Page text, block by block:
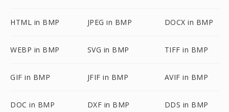
HTML in BMP JPEG in BMP DOCX in BMP
WEBP in BMP SVG in BMP TIFF in BMP
GIF in BMP JFIF in BMP AVIF in BMP
DOC in BMP DXF in BMP DDS in BMP